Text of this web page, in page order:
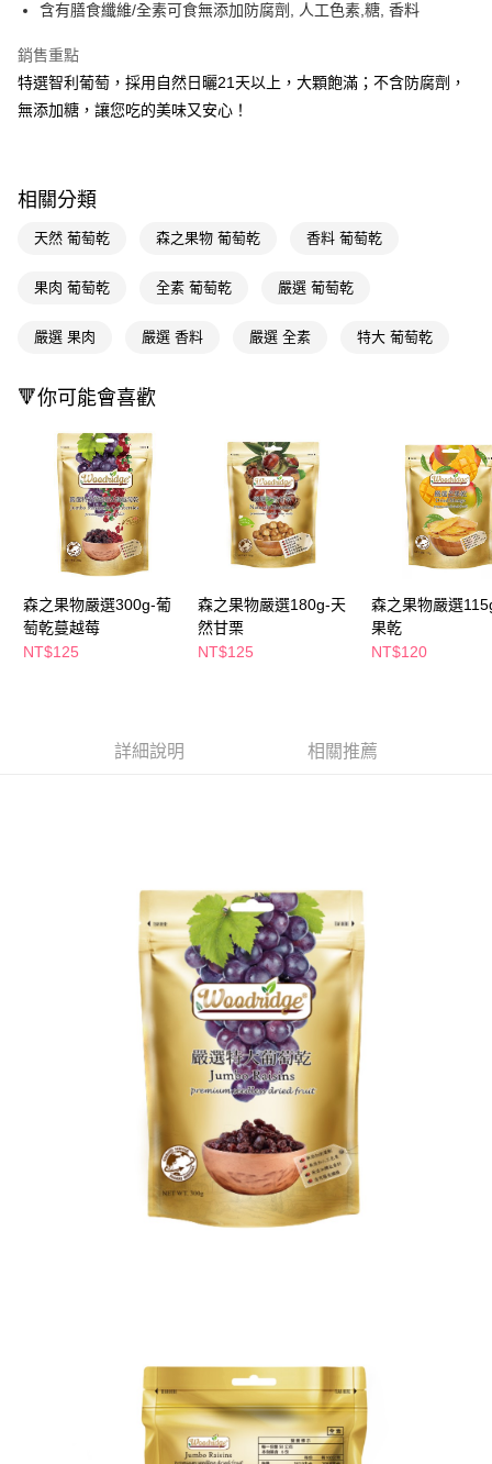
Apple Pay
街口支付
悠遊付
相關說明
【關於「AFTEE先享後付」】
１．簡單：不需註冊會員、不需綁卡、不需儲值。
３．安心：先確認商品／服務後，再付款。
１．於結帳方式選擇「AFTEE先享後付」後，將跳轉至「AFTEE先享後付」
結帳頁面，進行簡訊認證並確認金額後，即可完成結帳。
２．訂單成立數日內，您將收到繳費通知簡訊。
３．收到繳費通知簡訊後14天內，點擊此簡訊中的連結，可透過四大超商／
ATM／網路銀行／等多元方式進行付款，方視為交易完成。
※ 請注意：結帳手續完成當下不需立刻繳費，但若您需要取消訂單，請聯絡
購買商品的店家。未經商家同意取消之訂單仍視為有效，需透過AFTEE先享
後付繳納相關費用。
※ 交易是否成功請以「AFTEE先享後付 」之結帳頁面顯示為準，若有關於
是否繳費成功／繳費後需取消欲退款等相關疑問，請聯繫「AFTEE先享後付
【注意事項】
１．透過由恩沛科技股份有限公司提供之「AFTEE先享後付」服務完成之交
３．未成年的使用者請事先徵得法定代理人或監護人之同意方可使用
即享券
全家取貨付款
付款後全家取貨
每筆NT$65，滿NT$390(含以上)免運費
萊爾富取貨付款
每筆NT$65，滿NT$490(含以上)免運費
付款後萊爾富取貨
每筆NT$65，滿NT$490(含以上)免運費
7-11取貨付款
每筆NT$65，滿NT$490(含以上)免運費
含有膳食纖維/全素可食無添加防腐劑, 人工色素,糖, 香料
銷售重點
特選智利葡萄，採用自然日曬21天以上，大顆飽滿；不含防腐劑，
無添加糖，讓您吃的美味又安心！
相關分類
天然 葡萄乾 森之果物 葡萄乾 香料 葡萄乾
果肉 葡萄乾 全素 葡萄乾 嚴選 葡萄乾
嚴選 果肉 嚴選 香料 嚴選 全素 特大 葡萄乾
🔻你可能會喜歡
森之果物嚴選300g-葡
萄乾蔓越莓
NT$125
森之果物嚴選180g-天
然甘栗
NT$125
森之果物嚴選
果乾
NT$120
詳細說明 相關推薦